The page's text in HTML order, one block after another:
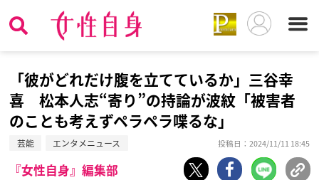
「彼がどれだけ腹を立てているか」三谷幸
喜 松本人志“寄り”の持論が波紋「被害者
のことも考えずペラペラ喋るな」
芸能 エンタメニュース 投稿日：2024/11/11 18:45
『女性自身』編集部